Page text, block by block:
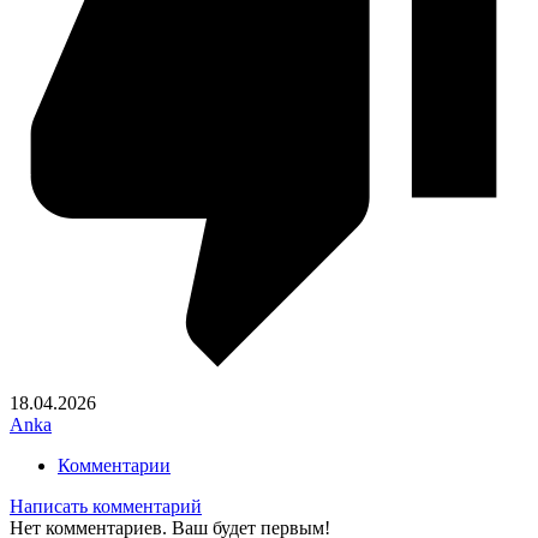
18.04.2026
Anka
Комментарии
Написать комментарий
Нет комментариев. Ваш будет первым!